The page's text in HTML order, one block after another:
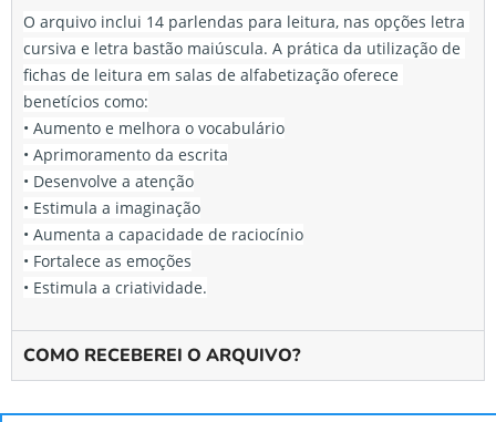
O arquivo inclui 14 parlendas para leitura, nas opções letra
cursiva e letra bastão maiúscula. A prática da utilização de
fichas de leitura em salas de alfabetização oferece
benetícios como:
• Aumento e melhora o vocabulário
• Aprimoramento da escrita
• Desenvolve a atenção
• Estimula a imaginação
• Aumenta a capacidade de raciocínio
• Fortalece as emoções
• Estimula a criatividade.
COMO RECEBEREI O ARQUIVO?